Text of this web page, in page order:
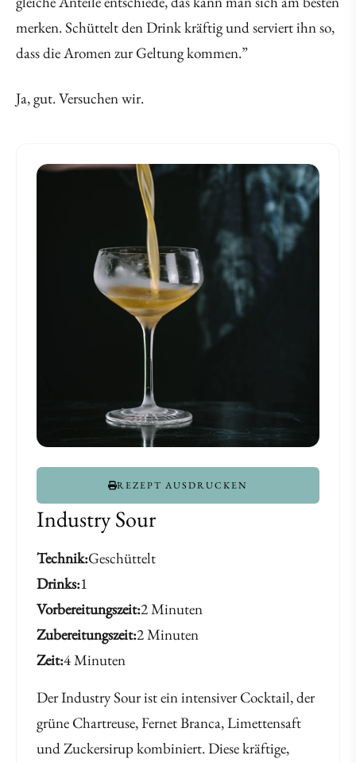
merken. Schüttelt den Drink kräftig und serviert ihn so,
dass die Aromen zur Geltung kommen.”
Ja, gut. Versuchen wir.
Industry Sour
Technik Geschüttelt
Drinks 1
Vorbereitungszeit 2 Minuten
Zubereitungszeit 2 Minuten
Zeit 4 Minuten
Der Industry Sour ist ein intensiver Cocktail, der
grüne Chartreuse, Fernet Branca, Limettensaft
und Zuckersirup kombiniert. Diese kräftige,
REZEPT AUSDRUCKEN